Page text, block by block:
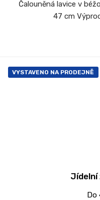
Čalouněná lavice v
47 cm
VYSTAVENO NA PRODEJNĚ
Jídelní
Do